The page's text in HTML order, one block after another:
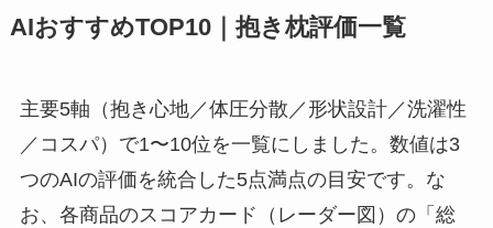
AIおすすめTOP10｜抱き枕評価一覧
主要5軸（抱き心地／体圧分散／形状設計／洗濯性
／コスパ）で1〜10位を一覧にしました。数値は3
つのAIの評価を統合した5点満点の目安です。な
お、各商品のスコアカード（レーダー図）の「総